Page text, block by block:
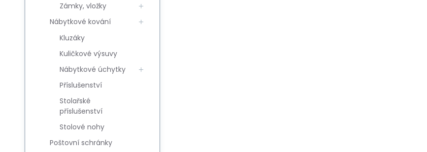
Zámky, vložky
Nábytkové kování
Kluzáky
Kuličkové výsuvy
Nábytkové úchytky
Příslušenství
Stolařské
příslušenství
Stolové nohy
Poštovní schránky